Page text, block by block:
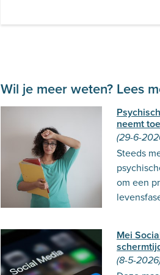
Wil je meer weten? Lees
neemt toe
(29-6-
Steeds
om een
Mei
(8-5-